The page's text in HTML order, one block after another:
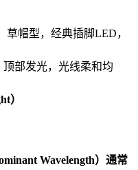
草帽型，经典插脚LED，
顶部发光，光线柔和均
）
Wavelength）通常